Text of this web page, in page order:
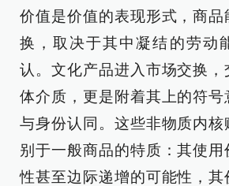
价值是价值的表现形式，商品
换，取决于其中凝结的劳动
认。文化产品进入市场交换，
体介质，更是附着其上的符号
与身份认同。这些非物质内核
别于一般商品的特质：其使
性甚至边际递增的可能性，其